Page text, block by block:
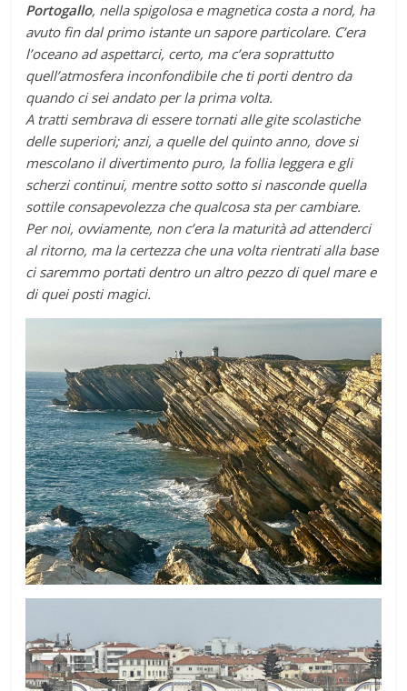
Portogallo, nella spigolosa e magnetica costa a nord, ha
avuto fin dal primo istante un sapore particolare. C’era
l’oceano ad aspettarci, certo, ma c’era soprattutto
quell’atmosfera inconfondibile che ti porti dentro da
quando ci sei andato per la prima volta.
A tratti sembrava di essere tornati alle gite scolastiche
delle superiori; anzi, a quelle del quinto anno, dove si
mescolano il divertimento puro, la follia leggera e gli
scherzi continui, mentre sotto sotto si nasconde quella
sottile consapevolezza che qualcosa sta per cambiare.
Per noi, ovviamente, non c’era la maturità ad attenderci
al ritorno, ma la certezza che una volta rientrati alla base
ci saremmo portati dentro un altro pezzo di quel mare e
di quei posti magici.